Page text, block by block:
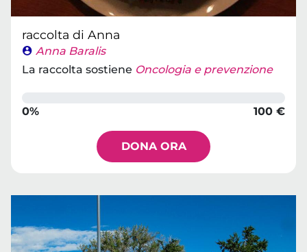
raccolta di Anna
Anna Baralis
La raccolta sostiene Oncologia e prevenzione
0% 100 €
DONA ORA